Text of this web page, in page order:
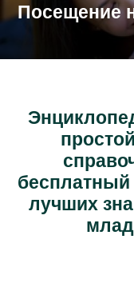
Посещение
бесплатный
лучших